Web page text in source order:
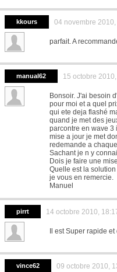
kkours 04 novembre 2010,
parfait. A
manual62 15 octobre
Bonsoir. J'ai besoin
pour moi et a quel
qui ete deja flashé
quand je met des
parcontre en wave 3
mise a jour je met
redemande a
Sachant je n y
Dois je faire une
Quelle est la
je vous en remercie.
Manuel
pirrt 14 octobre 2010,
Il est Super rapide
vince62 09 octobre 2010,